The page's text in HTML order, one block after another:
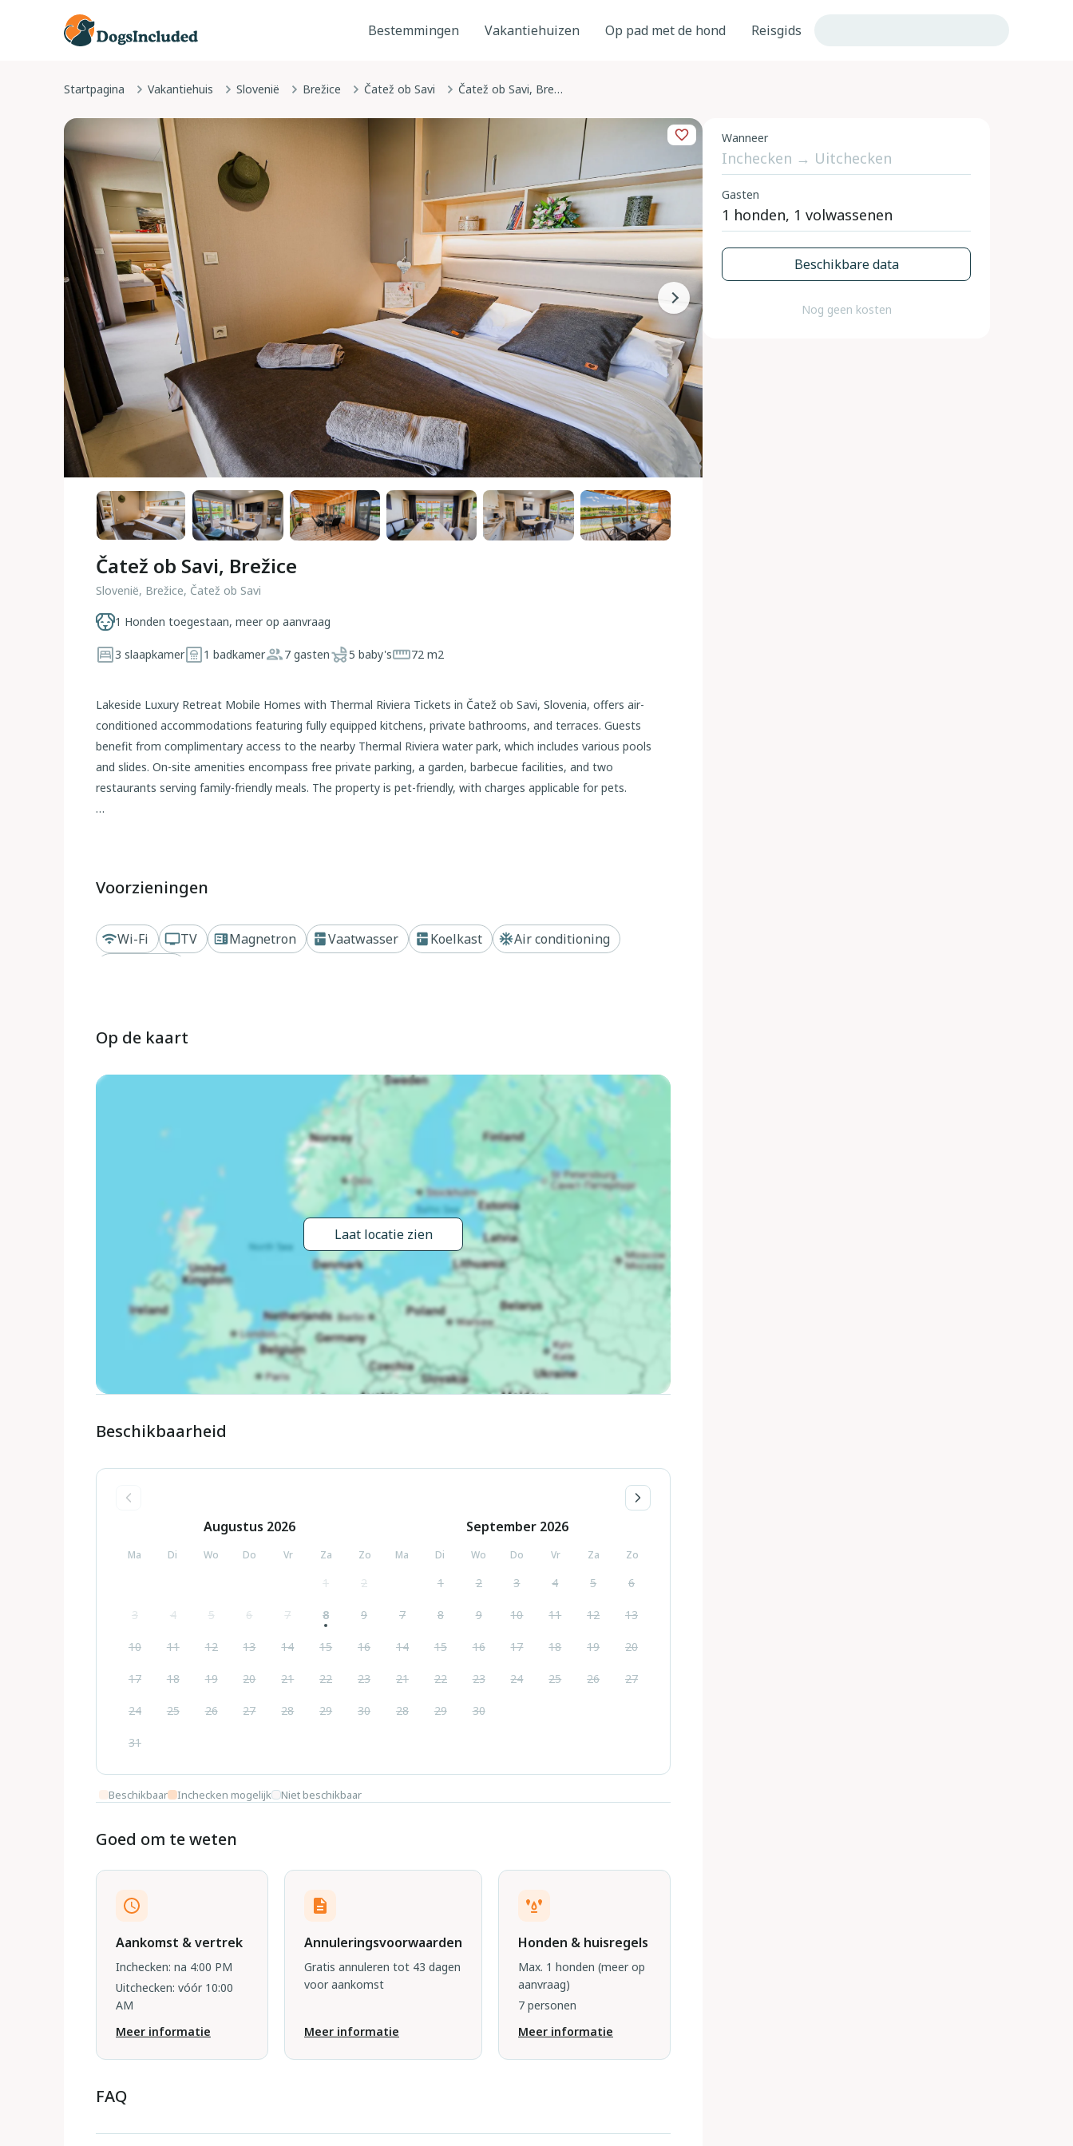
Bestemmingen Vakantiehuizen Op pad met de hond Reisgids
Startpagina Vakantiehuis Slovenië Brežice Čatež ob Savi Čatež ob Savi, Brežice
Čatež ob Savi, Brežice
Slovenië, Brežice, Čatež ob Savi
1 Honden toegestaan, meer op aanvraag
3 slaapkamer 1 badkamer 7 gasten 5 baby's 72 m2
Lakeside Luxury Retreat Mobile Homes with Thermal Riviera Tickets in Čatež ob Savi, Slovenia, offers air-
conditioned accommodations featuring fully equipped kitchens, private bathrooms, and terraces. Guests
benefit from complimentary access to the nearby Thermal Riviera water park, which includes various pools
and slides. On-site amenities encompass free private parking, a garden, barbecue facilities, and two
restaurants serving family-friendly meals. The property is pet-friendly, with charges applicable for pets.
Pets are allowed with notice.
Kindly note: The resort fee is not included in the price (1,5€/person/stay). A deposit of 100€ is needed at
with a living room seating area and sofa. The private bathroom is equipped with a shower and toilet. Free
Thanks to its excellent location, everything you'll need for your vacation is just a short walk from the
property. Grocery stores, cafes, restaurants—everything is within a 400 m radius.
quiet area in autocamp Terme Čatež. Houses are located directly near the lake. The water park is located 200
meters away. The best option is to stay in Terme Čatež.
The airport is 50 km away from the property.
getting around by foot or car.
Voorzieningen
Wi-Fi TV Magnetron Vaatwasser Koelkast
Air conditioning
Op de kaart
Laat locatie zien
Beschikbaarheid
Augustus 2026
Ma Di Wo Do Vr Za Zo
1 2
3 4 5 6 7 8 9
10 11 12 13 14 15 16
17 18 19 20 21 22 23
24 25 26 27 28 29 30
31
September 2026
Ma Di Wo Do Vr Za Zo
1 2 3 4 5 6
7 8 9 10 11 12 13
14 15 16 17 18 19 20
21 22 23 24 25 26 27
28 29 30
Beschikbaar Inchecken mogelijk Niet beschikbaar
Goed om te weten
Aankomst & vertrek
Inchecken: na 4:00 PM
Uitchecken: vóór 10:00
AM
Meer informatie
Annuleringsvoorwaarden
Gratis annuleren tot 43 dagen
voor aankomst
Meer informatie
Honden & huisregels
Max. 1 honden (meer op
aanvraag)
7 personen
Meer informatie
FAQ
Wanneer
Gasten
Beschikbare data
Nog geen kosten